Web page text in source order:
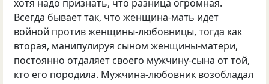
хотя надо признать, что разница огромная.
Всегда бывает так, что женщина-мать идет
войной против женщины-любовницы, тогда как
вторая, манипулируя сыном женщины-матери,
постоянно отдаляет своего мужчину-сына от той,
кто его породила. Мужчина-любовник возобладал